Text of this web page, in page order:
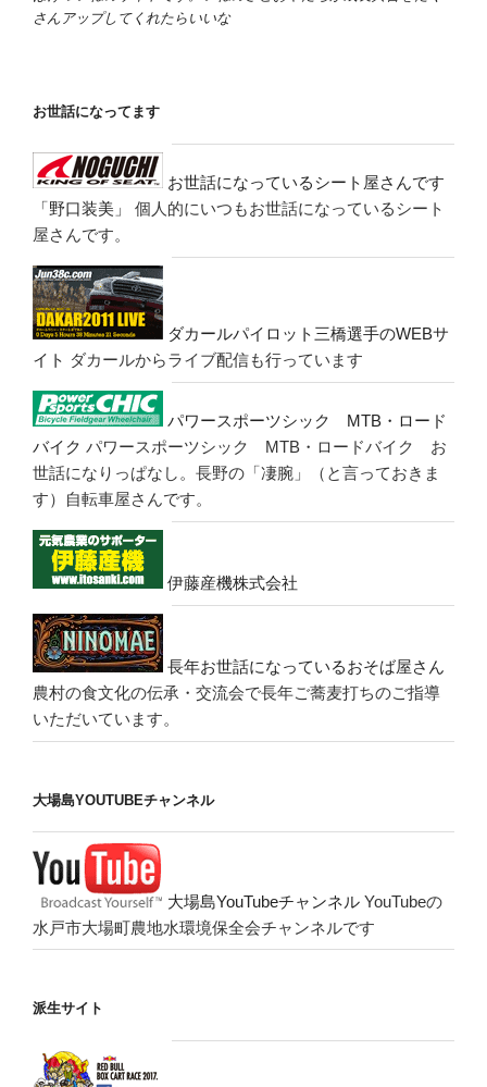
さんアップしてくれたらいいな
お世話になってます
お世話になっているシート屋さんです
「野口装美」
個人的にいつもお世話になっているシート
屋さんです。
ダカールパイロット三橋選手のWEBサ
イト ダカールからライブ配信も行っています
パワースポーツシック MTB・ロード
バイク パワースポーツシック MTB・ロードバイク お
世話になりっぱなし。長野の「凄腕」（と言っておきま
す）自転車屋さんです。
伊藤産機株式会社
長年お世話になっているおそば屋さん
農村の食文化の伝承・交流会で長年ご蕎麦打ちのご指導
いただいています。
大場島YOUTUBEチャンネル
大場島YouTubeチャンネル YouTubeの
水戸市大場町農地水環境保全会チャンネルです
派生サイト